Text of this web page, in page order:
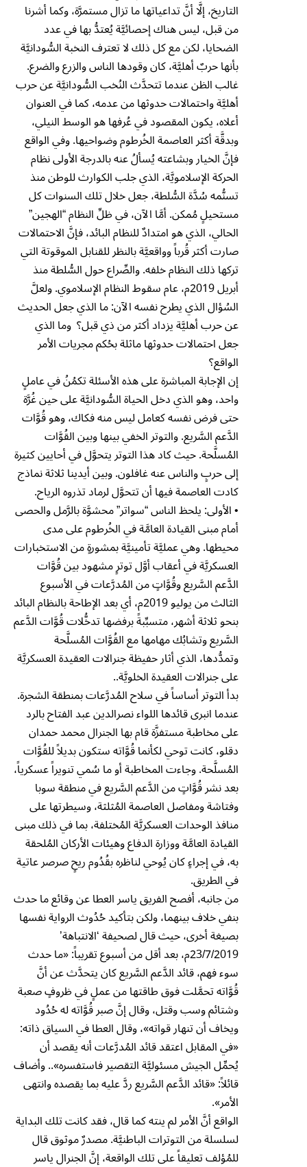
التاريخ، إلَّا أنَّ تداعياتها ما تزال مستمرَّة، وكما أشرنا
من قبل، ليس هناك إحصائيَّة يُعتدُّ بها في عدد
الضحايا، لكن مع كل ذلك لا تعترف النخبة السُّودانيَّة
بأنها حربٌ أهليَّة، كان وقودها الناس والزرع والضرع.
غالب الظن عندما تتحدَّث النُخب السُّودانيَّة عن حرب
أهليَّة واحتمالات حدوثها من عدمه، كما في العنوان
أعلاه، يكون المقصود في عُرفها هو الوسط النيلي،
وبدقَّة أكثر العاصمة الخُرطوم وضواحيها. وفي الواقع
فإنَّ الخيار وبشاعته يُسألُ عنه بالدرجة الأولى نظام
الحركة الإسلامويَّة، الذي جلب الكوارث للوطن منذ
تسنُّمه سُدَّة السُّلطة، جعل خلال تلك السنوات كل
مستحيلٍ مُمكن. أمَّا الآن، في ظلِّ النظام “الهجين”
الحالي، الذي هو امتدادٌ للنظام البائد، فإنَّ الاحتمالات
صارت أكثر قُرباً وواقعيَّة بالنظر للقنابل الموقوتة التي
تركها ذلك النظام خلفه. والصِّراع حول السُّلطة منذ
أبريل 2019م، عام سقوط النظام الإسلاموي. ولعلَّ
السُؤال الذي يطرح نفسه الآن: ما الذي جعل الحديث
عن حرب أهليَّة يزداد أكثر من ذي قبل؟ وما الذي
جعل احتمالات حدوثها ماثلة بحُكم مجريات الأمر
الواقع؟
إن الإجابة المباشرة على هذه الأسئلة تكمُنُ في عاملٍ
واحد، وهو الذي دخل الحياة السُّودانيَّة على حين غُرَّة
حتى فرض نفسه كعامل ليس منه فكاك، وهو قُوَّات
الدَّعم السَّريع. والتوتر الخفي بينها وبين القُوَّات
المُسلَّحة. حيث كاد هذا التوتر يتحوَّل في أحايين كثيرة
إلى حربٍ والناس عنه غافلون. وبين أيدينا ثلاثة نماذج
كادت العاصمة فيها أن تتحوَّل لرماد تذروه الرياح.
• الأولى: يلحظ الناس “سواتر” محشوَّة بالرَّمل والحصى
أمام مبنى القيادة العامَّة في الخُرطوم على مدى
محيطها. وهي عمليَّة تأمينيَّة بمشورةٍ من الاستخبارات
العسكريَّة في أعقاب أوَّل توترٍ مشهود بين قُوَّات
الدَّعم السَّريع وقُوَّاتٍ من المُدرَّعات في الأسبوع
الثالث من يوليو 2019م، أي بعد الإطاحة بالنظام البائد
بنحو ثلاثة أشهر، متسبِّبةً برفضها تدخُّلات قُوَّات الدَّعم
السَّريع وتشابُك مهامها مع القُوَّات المُسلَّحة
وتمدُّدها، الذي أثار حفيظة جنرالات العقيدة العسكريَّة
على جنرالات العقيدة الخلويَّة..
بدأ التوتر أساساً في سلاح المُدرَّعات بمنطقة الشجرة.
عندما انبرى قائدها اللواء نصرالدين عبد الفتاح بالرد
على مخاطبة مستفزَّة قام بها الجنرال محمد حمدان
دقلو، كانت توحي لكأنما قُوَّاته ستكون بديلاً للقُوَّات
المُسلَّحة. وجاءت المخاطبة أو ما سُمي تنويراً عسكرياً،
بعد نشر قُوَّاتٍ من الدَّعم السَّريع في منطقة سوبا
وفتاشة ومفاصل العاصمة المُثلثة، وسيطرتها على
منافذ الوحدات العسكريَّة المُختلفة، بما في ذلك مبنى
القيادة العامَّة ووزارة الدفاع وهيئات الأركان المُلحقة
به، في إجراءٍ كان يُوحي لناظره بقُدُوم ريحٍ صرصر عاتية
في الطريق.
من جانبه، أفصح الفريق ياسر العطا عن وقائع ما حدث
بنفي خلاف بينهما، ولكن بتأكيد حُدُوث الرواية نفسها
بصيغة أخرى، حيث قال لصحيفة ‘الانتباهة’
23/7/2019م، بعد أقل من أسبوع تقريباً: «ما حدث
سوء فهم، قائد الدَّعم السَّريع كان يتحدَّث عن أنَّ
قُوَّاته تحمَّلت فوق طاقتها من عملٍ في ظروفٍ صعبة
وشتائم وسب وقتل، وقال إنَّ صبر قُوَّاته له حُدُود
ويخاف أن تنهار قواته»، وقال العطا في السياق ذاته:
«في المقابل اعتقد قائد المُدرَّعات أنه يقصد أن
يُحمِّل الجيش مسئوليَّة التقصير فاستفسره».. وأضاف
قائلاً: «قائد الدَّعم السَّريع ردَّ عليه بما يقصده وانتهى
الأمر».
الواقع أنَّ الأمر لم ينته كما قال، فقد كانت تلك البداية
لسلسلة من التوترات الباطنيَّة. مصدرٌ موثوق قال
للمُؤلف تعليقاً على تلك الواقعة، إنَّ الجنرال ياسر